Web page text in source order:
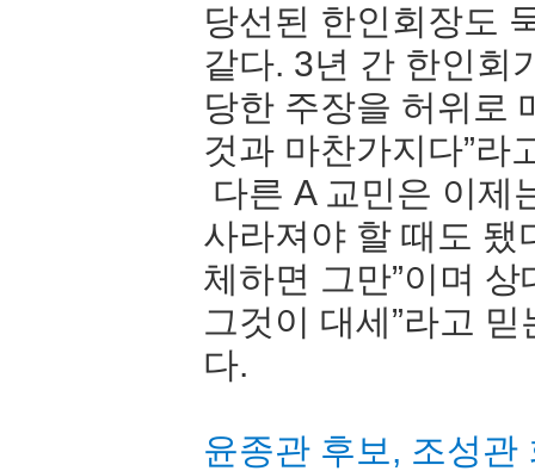
당선된 한인회장도
같다. 3년 간 한인회
당한 주장을 허위로
것과 마찬가지다”
다른 A 교민은 이제
사라져야 할 때도 됐
체하면 그만”이며
그것이 대세”라고
다.
윤종관 후보, 조성관